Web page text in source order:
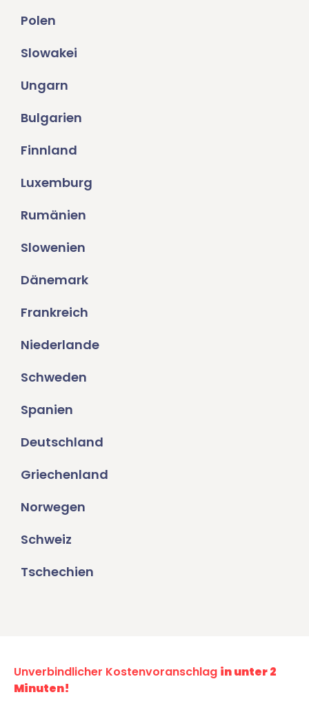
Polen
Slowakei
Ungarn
Bulgarien
Finnland
Luxemburg
Rumänien
Slowenien
Dänemark
Frankreich
Niederlande
Schweden
Spanien
Deutschland
Griechenland
Norwegen
Schweiz
Tschechien
Unverbindlicher Kostenvoranschlag in unter 2
Minuten!